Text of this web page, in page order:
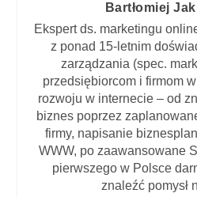
Bartłomiej
Ekspert ds. marketingu
z ponad 15-letnim
zarządzania (spec.
przedsiębiorcom i firmom
rozwoju w internecie – od
biznes poprzez
firmy, napisanie
WWW, po zaawansowane
pierwszego w Polsce
znaleźć pomysł